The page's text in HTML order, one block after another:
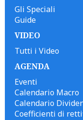
Gli Speciali
Guide
VIDEO
Tutti i Video
AGENDA
Eventi
Calendario Macro
Calendario
Coefficienti di